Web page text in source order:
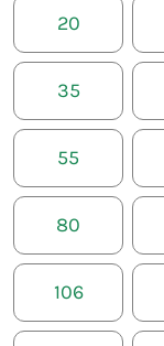
20
35
55
80
106